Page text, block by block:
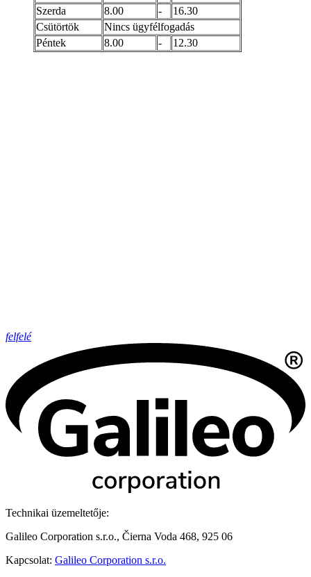
Szerda
8.00 -
16.30
Csütörtök
Nincs ügyfélfogadás
Péntek
8.00 - 12.30
felfelé
Technikai üzemeltetője:
Galileo Corporation s.r.o., Čierna Voda 468, 925 06
Kapcsolat: Galileo Corporation s.r.o.